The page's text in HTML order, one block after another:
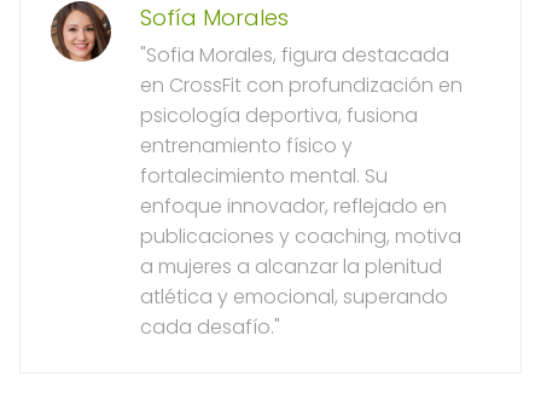
Sofía Morales
"Sofia Morales, figura destacada
en CrossFit con profundización en
psicología deportiva, fusiona
entrenamiento físico y
fortalecimiento mental. Su
enfoque innovador, reflejado en
publicaciones y coaching, motiva
a mujeres a alcanzar la plenitud
atlética y emocional, superando
cada desafío."